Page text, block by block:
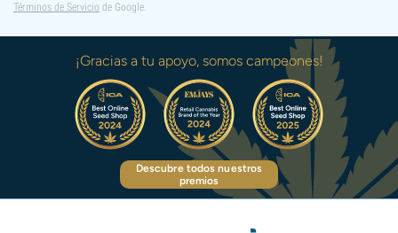
Términos de Servicio de Google.
¡Gracias a tu apoyo, somos campeones!
Descubre todos nuestros
premios